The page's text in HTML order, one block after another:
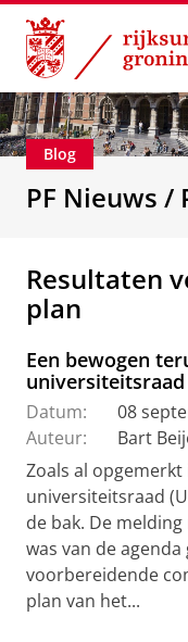
Skip
Content
Skip
Navigation
Over ons
Blog
PF Nieuws /
Resultaten
plan
Een bewogen
Datum:
08
Auteur:
Bart
Zoals al
universiteitsraad
de bak. De
was van de
voorbereidende
plan van het...